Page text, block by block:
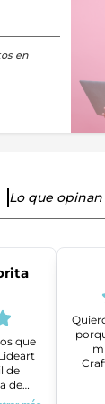
en
Lo que
que
de
de
y